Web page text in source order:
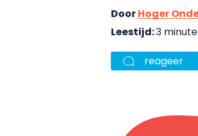
DoorHoger
Leestijd:3
reageer